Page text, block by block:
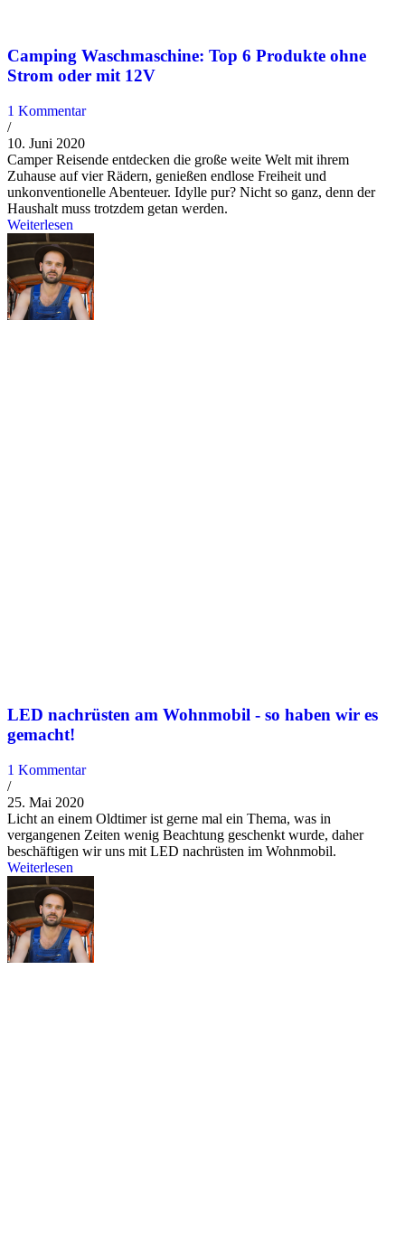
Camping Waschmaschine: Top 6 Produkte ohne
Strom oder mit 12V
1 Kommentar
/
10. Juni 2020
Camper Reisende entdecken die große weite Welt mit ihrem
Zuhause auf vier Rädern, genießen endlose Freiheit und
unkonventionelle Abenteuer. Idylle pur? Nicht so ganz, denn der
Haushalt muss trotzdem getan werden.
Weiterlesen
LED nachrüsten am Wohnmobil - so haben wir es
gemacht!
1 Kommentar
/
25. Mai 2020
Licht an einem Oldtimer ist gerne mal ein Thema, was in
vergangenen Zeiten wenig Beachtung geschenkt wurde, daher
beschäftigen wir uns mit LED nachrüsten im Wohnmobil.
Weiterlesen